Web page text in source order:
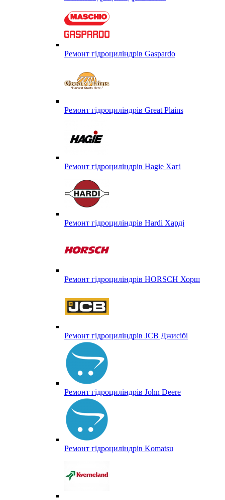
Ремонт гідроциліндрів Gaspardo
Ремонт гідроциліндрів Great Plains
Ремонт гідроциліндрів Hagie Хагі
Ремонт гідроциліндрів Hardi Харді
Ремонт гідроциліндрів HORSCH Хорш
Ремонт гідроциліндрів JCB Джисібі
Ремонт гідроциліндрів John Deere
Ремонт гідроциліндрів Komatsu